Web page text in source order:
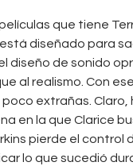
que tiene
diseñado para
diseño de sonido
al realismo. Con
extrañas.
en la que Clarice
pierde el
lo que sucedió